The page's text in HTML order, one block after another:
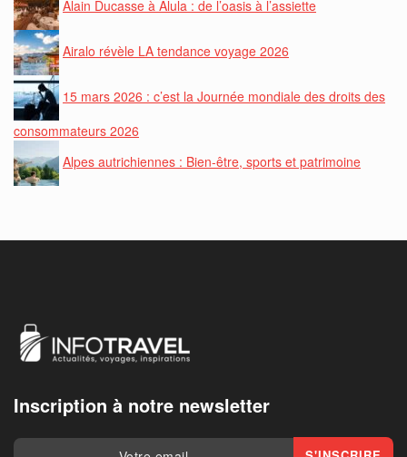
Alain Ducasse à Alula : de l’oasis à l’assiette
Airalo révèle LA tendance voyage 2026
15 mars 2026 : c’est la Journée mondiale des droits des
consommateurs 2026
Alpes autrichiennes : Bien-être, sports et patrimoine
Inscription à notre newsletter